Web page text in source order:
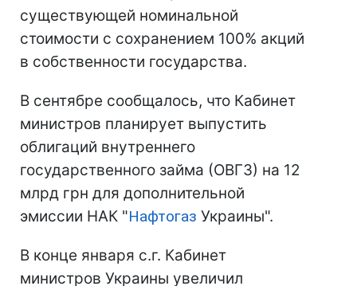
существующей номинальной
стоимости с сохранением 100% акций
в собственности государства.
В сентябре сообщалось, что Кабинет
министров планирует выпустить
облигаций внутреннего
государственного займа (ОВГЗ) на 12
млрд грн для дополнительной
эмиссии НАК "Нафтогаз Украины".
В конце января с.г. Кабинет
министров Украины увеличил